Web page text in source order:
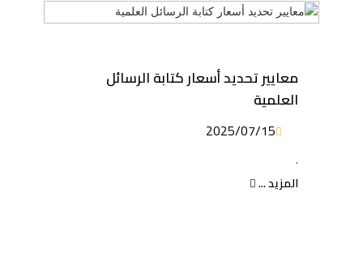
معايير تحديد أسعار كتابة الرسائل
العلمية
2025/07/15
المزيد ...